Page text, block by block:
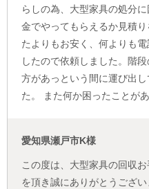
らしの為、大型家具の処分
金でやってもらえるか見積
たよりもお安く、何よりも
したので依頼しました。階
方があっという間に運び出
た。 また何か困ったことが
愛知県瀬戸市K様
この度は、大型家具の回収
を頂き誠にありがとうござ